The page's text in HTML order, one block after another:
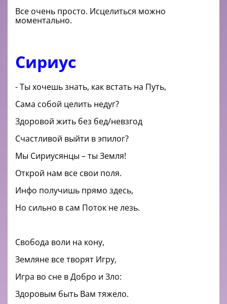
Все очень просто. Исцелиться можно
моментально.
Сириус
- Ты хочешь знать, как встать на Путь,
Сама собой целить недуг?
Здоровой жить без бед/невзгод
Счастливой выйти в эпилог?
Мы Сириусянцы – ты Земля!
Открой нам все свои поля.
Инфо получишь прямо здесь,
Но сильно в сам Поток не лезь.
Свобода воли на кону,
Земляне все творят Игру,
Игра во сне в Добро и Зло:
Здоровым быть Вам тяжело.